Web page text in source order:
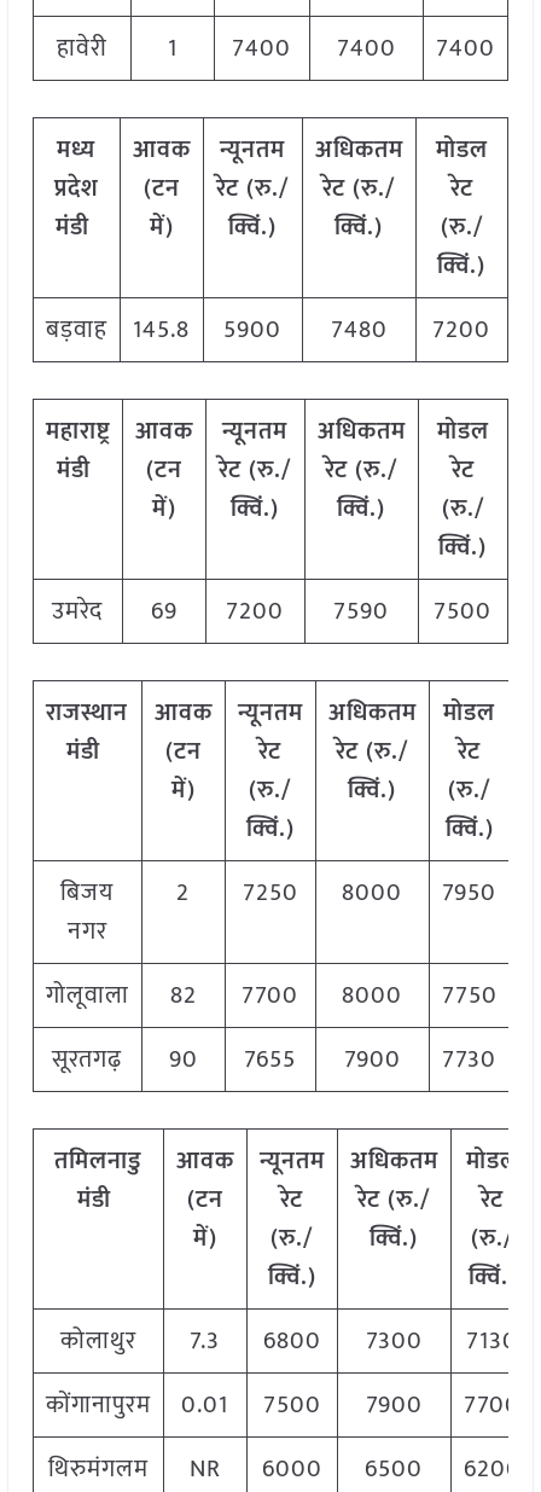
हावेरी
1 7400 7400 7400
मध्य
प्रदेश
मंडी
आवक
(टन
में)
न्यूनतम
रेट (रु./
क्विं.)
अधिकतम
रेट (रु./
क्विं.)
मोडल
रेट
(रु./
क्विं.)
बड़वाह
145.8 5900 7480 7200
महाराष्ट्र
मंडी
आवक
(टन
में)
न्यूनतम
रेट (रु./
क्विं.)
अधिकतम
रेट (रु./
क्विं.)
मोडल
रेट
(रु./
क्विं.)
उमरेद
69 7200 7590 7500
राजस्थान
मंडी
आवक
(टन
में)
न्यूनतम
रेट
(रु./
क्विं.)
अधिकतम
रेट (रु./
क्विं.)
मोडल
रेट
(रु./
क्विं.)
बिजय
नगर
2 7250 8000 7950
गोलूवाला 82 7700 8000
7750
सूरतगढ़
90 7655 7900 7730
तमिलनाडु
मंडी
आवक
(टन
में)
न्यूनतम
रेट
(रु./
क्विं.)
अधिकतम
रेट (रु./
क्विं.)
मोडल
रेट
(रु./
क्विं.)
कोलाथुर
7.3 6800 7300
7130
कोंगानापुरम
0.01 7500 7900
7700
थिरुमंगलम
NR 6000 6500 6200